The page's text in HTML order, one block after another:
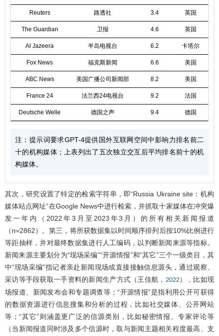
Reuters 路透社 3.4 英国
The Guardian 卫报 4.6 英国
AI Jazeera 半岛电视台 6.2 卡塔尔
Fox News 福克斯新闻 6.6 美国
ABC News 美国广播公司新闻部 8.2 美国
France 24 法兰西24电视台 9.2 法国
Deutsche Welle 德国之声 9.4 德国
注：提示词要求GPT-4提供国外互联网空间中影响力排名前二
十的机构媒体；上表列出了五次独立交互后平均排名前十的机
构媒体。
其次，研究设置了特定的检索字符串，即“Russia Ukraine site：机构
媒体站点网址”在Google News中进行检索，并抓取十家媒体在冲突爆
发一年内（2022年3月至2023年3月）的所有相关新闻报道
（n=2862）。第三，将所获数据集以时间顺序排列后按10%比例进行
等距抽样，并对最终数据集进行人工编码，以判断新闻来源等指标。
新闻来源主要划分为“现场采编”“开源情报”和“其它”三个一级类目，其
中“现场采编”指记者亲赴新闻现场或直接接触信息源头，通过观察、
采访等手段获取一手资料的新闻生产方式（王佳航， 2022），比如现
场报道、新闻发布会和专题调查等；“开源情报”是指利用公开可获得
的数据资源进行信息搜集和分析的过程，比如社交媒体、公开网站
等；“其它”则涵盖更广泛的信源类别，比如秘密情报、专家评论等
（当新闻报道同时涉及多个信源时，取与新闻主题相关程度最高、支